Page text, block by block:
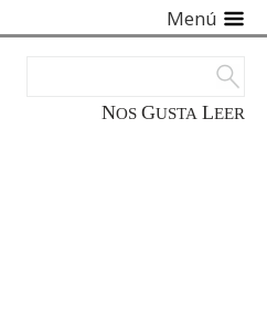
NOS GUSTA LEER
Menú